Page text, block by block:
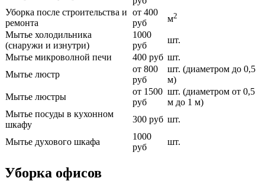
Уборка после строительства и
ремонта
от 400
руб
м2
Мытье холодильника
(снаружи и изнутри)
1000
руб
шт.
Мытье микроволной печи
400 руб шт.
Мытье люстр
от 800
руб
шт. (диаметром до 0,5
м)
Мытье люстры
от 1500
руб
шт. (диаметром от 0,5
м до 1 м)
Мытье посуды в кухонном
шкафу
300 руб шт.
Мытье духового шкафа
1000
руб
шт.
Уборка офисов